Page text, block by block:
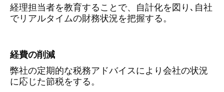
経理担当者を教育することで、自計化を図り､自社
でリアルタイムの財務状況を把握する。
経費の削減
弊社の定期的な税務アドバイスにより会社の状況
に応じた節税をする。